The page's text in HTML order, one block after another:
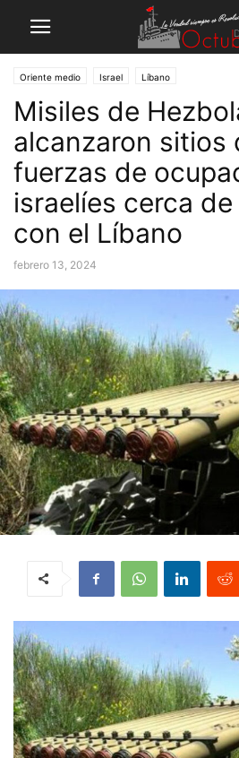
Oriente medio Israel Líbano
Misiles de
alcanzaron sitios
fuerzas de
israelíes cerca
con el Líbano
febrero 13, 2024